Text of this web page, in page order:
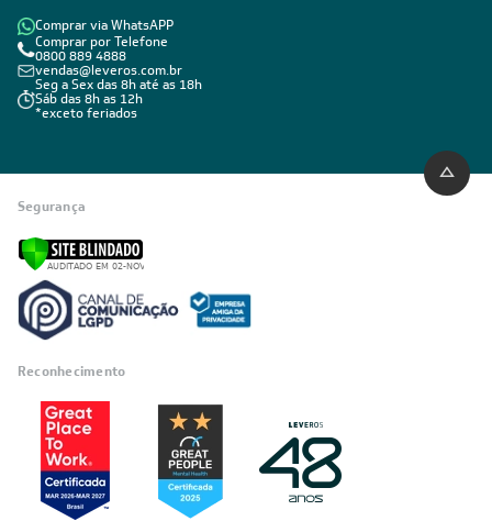
Comprar via WhatsAPP
Comprar por Telefone
0800 889 4888
vendas@leveros.com.br
Seg a Sex das 8h até as 18h
Sáb das 8h as 12h
*exceto feriados
Segurança
Reconhecimento